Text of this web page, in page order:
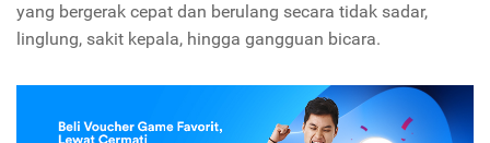
yang bergerak cepat dan berulang secara tidak sadar,
linglung, sakit kepala, hingga gangguan bicara.